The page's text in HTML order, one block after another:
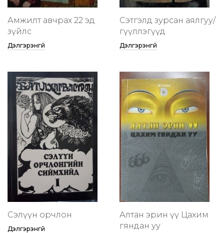
Амжилт авчрах 22 эд
зүйлс
Дэлгэрэнгүй
Сэтгэлд зурсан аялгуу/
өгүүллэгүүд
Дэлгэрэнгүй
Сэлүүн орчлон
Дэлгэрэнгүй
Алтан эрин үү Цахим
гяндан уу